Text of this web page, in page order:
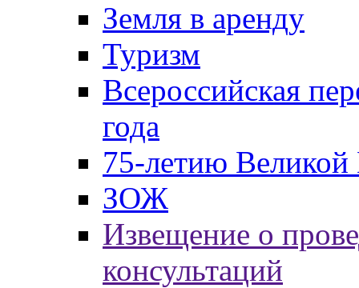
Земля в аренду
Туризм
Всероссийская
года
75-летию
ЗОЖ
Извещение о
консультаций